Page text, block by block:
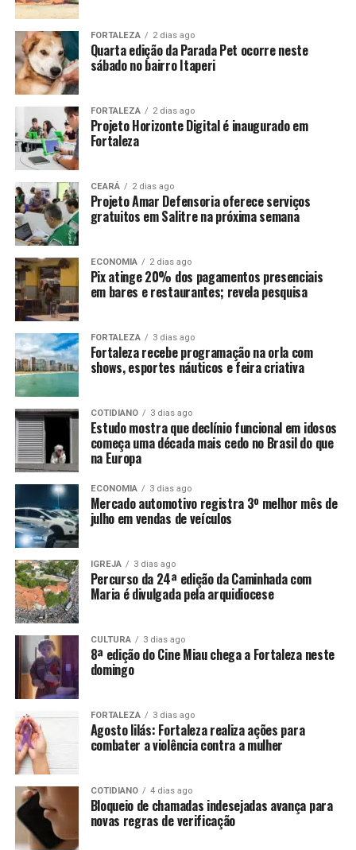
FORTALEZA 2 dias ago
Quarta edição da Parada Pet ocorre neste
sábado no bairro Itaperi
FORTALEZA 2 dias ago
Projeto Horizonte Digital é inaugurado em
Fortaleza
CEARÁ 2 dias ago
Projeto Amar Defensoria oferece serviços
gratuitos em Salitre na próxima semana
ECONOMIA 2 dias ago
Pix atinge 20% dos pagamentos presenciais
em bares e restaurantes; revela pesquisa
FORTALEZA 3 dias ago
Fortaleza recebe programação na orla com
shows, esportes náuticos e feira criativa
COTIDIANO 3 dias ago
Estudo mostra que declínio funcional em idosos
começa uma década mais cedo no Brasil do que
na Europa
ECONOMIA 3 dias ago
Mercado automotivo registra 3º melhor mês de
julho em vendas de veículos
IGREJA 3 dias ago
Percurso da 24ª edição da Caminhada com
Maria é divulgada pela arquidiocese
CULTURA 3 dias ago
8ª edição do Cine Miau chega a Fortaleza neste
domingo
FORTALEZA 3 dias ago
Agosto lilás: Fortaleza realiza ações para
combater a violência contra a mulher
COTIDIANO 4 dias ago
Bloqueio de chamadas indesejadas avança para
novas regras de verificação